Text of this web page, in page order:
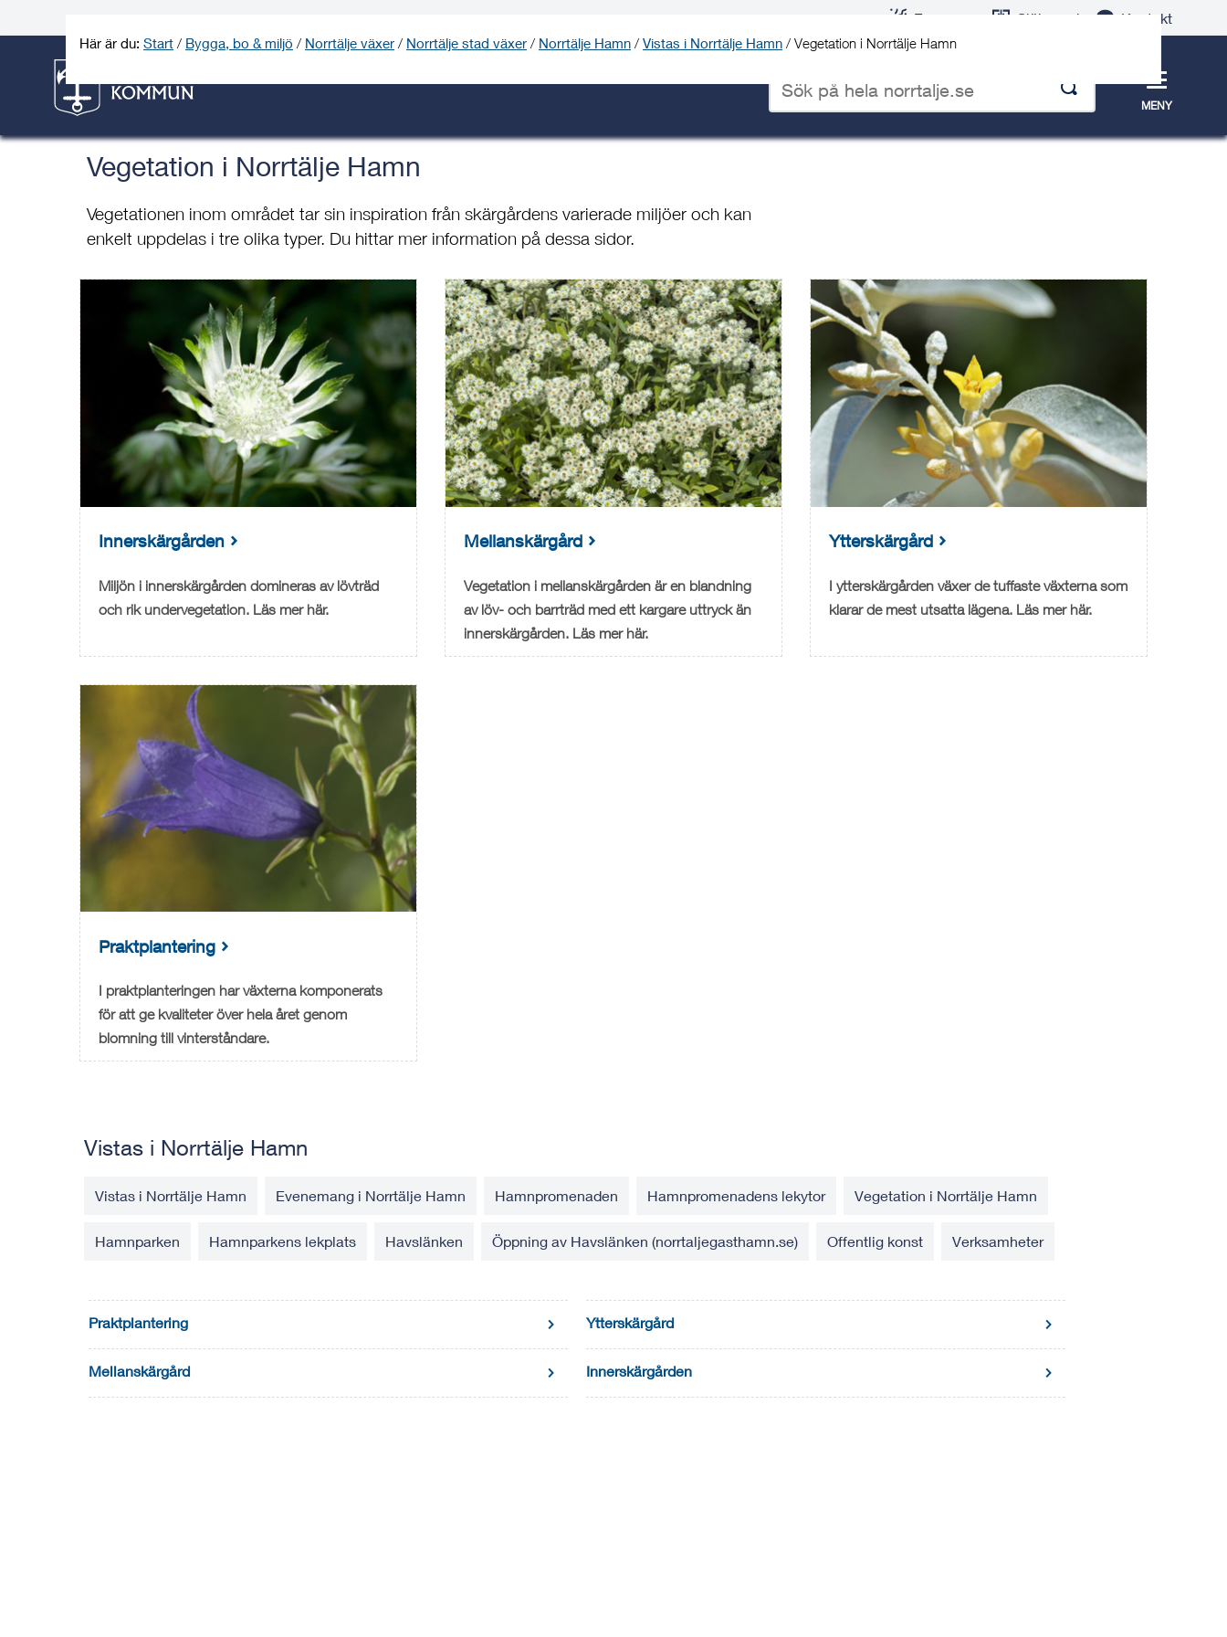
Evenemang Självservice Kontakt
sökord
desktop
Meny
MENY
Här är du: Start / Bygga, bo & miljö / Norrtälje växer / Norrtälje stad växer / Norrtälje Hamn / Vistas i Norrtälje Hamn / Vegetation i Norrtälje Hamn
Vegetation i Norrtälje Hamn
Vegetationen inom området tar sin inspiration från skärgårdens varierade miljöer och kan
enkelt uppdelas i tre olika typer. Du hittar mer information på dessa sidor.
Innerskärgården
Miljön i innerskärgården domineras av lövträd
och rik undervegetation. Läs mer här.
Mellanskärgård
Vegetation i mellanskärgården är en blandning
av löv- och barrträd med ett kargare uttryck än
innerskärgården. Läs mer här.
Ytterskärgård
I ytterskärgården växer de tuffaste växterna som
klarar de mest utsatta lägena. Läs mer här.
Praktplantering
I praktplanteringen har växterna komponerats
för att ge kvaliteter över hela året genom
blomning till vinterståndare.
Vistas i Norrtälje Hamn
Vistas i Norrtälje Hamn Evenemang i Norrtälje Hamn Hamnpromenaden Hamnpromenadens lekytor Vegetation i Norrtälje Hamn
Hamnparken Hamnparkens lekplats Havslänken Öppning av Havslänken (norrtaljegasthamn.se) Offentlig konst Verksamheter
Praktplantering Ytterskärgård
Mellanskärgård Innerskärgården